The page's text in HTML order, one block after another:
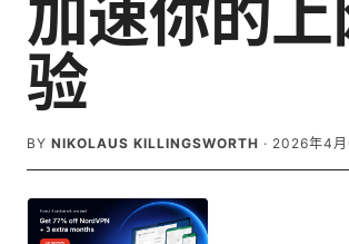
加速你的
验
BY NIKOLAUS KILLINGSWORTH · 2026年4月